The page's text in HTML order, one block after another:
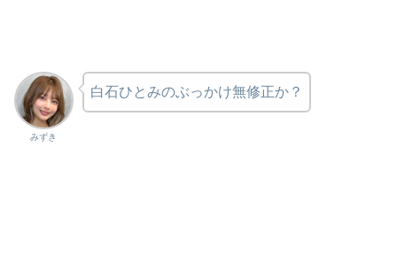
みずき
白石ひとみのぶっかけ無修正か？